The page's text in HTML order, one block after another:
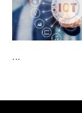
...